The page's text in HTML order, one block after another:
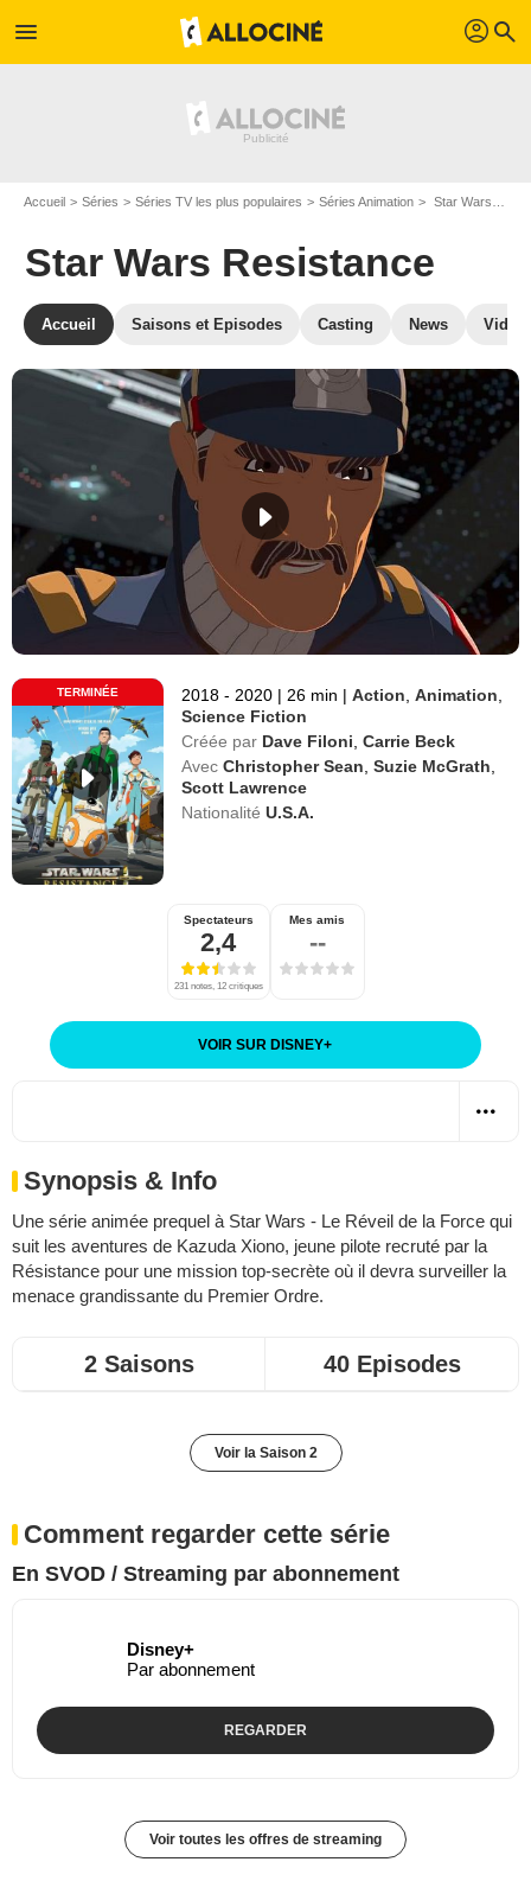
menu profil search
Accueil Séries Séries TV les plus populaires Séries Animation Star Wars Resistance
Star Wars Resistance
Accueil Saisons et Episodes Casting News
TERMINÉE 2018 - 2020 | 26 min | Action ,Animation
Science Fiction
Créée par Dave Filoni ,Carrie Beck
Avec Christopher Sean ,Suzie McGrath
Scott Lawrence
Nationalité U.S.A.
Spectateurs
2,4
231 notes, 12 critiques
Mes amis
--
VOIR SUR DISNEY+
Synopsis & Info
Une série animée prequel à Star Wars - Le Réveil de la Force qui
suit les aventures de Kazuda Xiono, jeune pilote recruté par la
Résistance pour une mission top-secrète où il devra surveiller la
menace grandissante du Premier Ordre.
2 Saisons 40 Episodes
Voir la Saison 2
Comment regarder cette série
En SVOD / Streaming par abonnement
Disney+
Par abonnement
REGARDER
Voir toutes les offres de streaming